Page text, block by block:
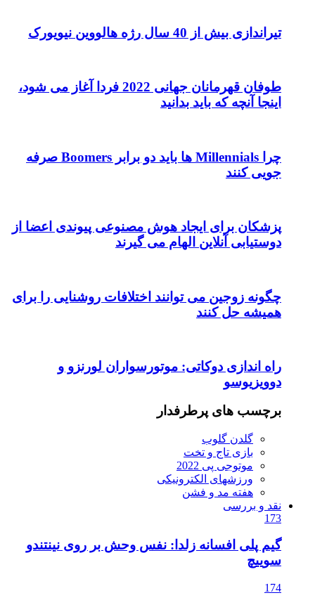
تیراندازی بیش از 40 سال رژه هالووین نیویورک
طوفان قهرمانان جهانی 2022 فردا آغاز می شود،
اینجا آنچه که باید بدانید
چرا Millennials ها باید دو برابر Boomers صرفه
جویی کنند
پزشکان برای ایجاد هوش مصنوعی پیوندی اعضا از
دوستیابی آنلاین الهام می گیرند
چگونه زوجین می توانند اختلافات روشنایی را برای
همیشه حل کنند
راه اندازی دوکاتی: موتورسواران لورنزو و
دوویزیوسو
برچسب های پرطرفدار
گلدن گلوب
بازی تاج و تخت
موتوجی پی 2022
ورزشهای الکترونیکی
هفته مد و فشن
نقد و بررسی
173
گیم پلی افسانه زلدا: نفس وحش بر روی نینتندو
سوییچ
174